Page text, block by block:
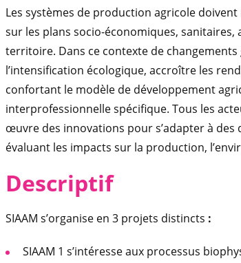
Les systèmes de production agricole
sur les plans socio-économiques,
territoire. Dans ce contexte de
l’intensification écologique, accroître les
confortant le modèle de développement
interprofessionnelle spécifique. Tous les
œuvre des innovations pour s’adapter à
évaluant les impacts sur la production,
Descriptif
SIAAM s’organise en 3 projets distincts :
SIAAM 1 s’intéresse aux processus